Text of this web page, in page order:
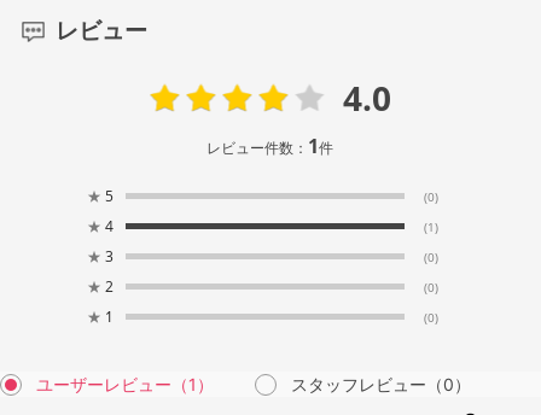
レビュー
4.0
レビュー件数： 1件
★ 5 (0)
★ 4 (1)
★ 3 (0)
★ 2 (0)
★ 1 (0)
ユーザーレビュー （1） スタッフレビュー （0）